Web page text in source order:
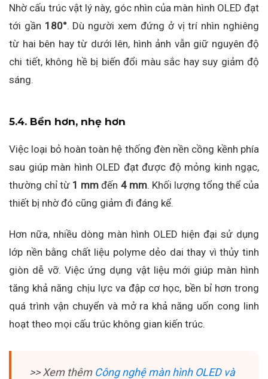
Nhờ cấu trúc vật lý này, góc nhìn của màn hình OLED đạt
tới gần 180°. Dù người xem đứng ở vị trí nhìn nghiêng
từ hai bên hay từ dưới lên, hình ảnh vẫn giữ nguyên độ
chi tiết, không hề bị biến đổi màu sắc hay suy giảm độ
sáng.
5.4. Bền hơn, nhẹ hơn
Việc loại bỏ hoàn toàn hệ thống đèn nền cồng kềnh phía
sau giúp màn hình OLED đạt được độ mỏng kinh ngạc,
thường chỉ từ 1 mm đến 4 mm. Khối lượng tổng thể của
thiết bị nhờ đó cũng giảm đi đáng kể.
Hơn nữa, nhiều dòng màn hình OLED hiện đại sử dụng
lớp nền bằng chất liệu polyme dẻo dai thay vì thủy tinh
giòn dễ vỡ. Việc ứng dụng vật liệu mới giúp màn hình
tăng khả năng chịu lực va đập cơ học, bền bỉ hơn trong
quá trình vận chuyển và mở ra khả năng uốn cong linh
hoạt theo mọi cấu trúc không gian kiến trúc.
>> Xem thêm Công nghệ màn hình OLED và